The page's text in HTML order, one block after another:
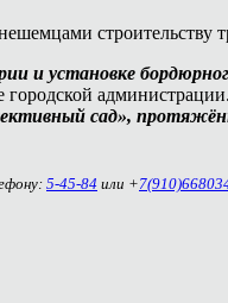
строительству
и установке
сад»,
5-45-84 или +